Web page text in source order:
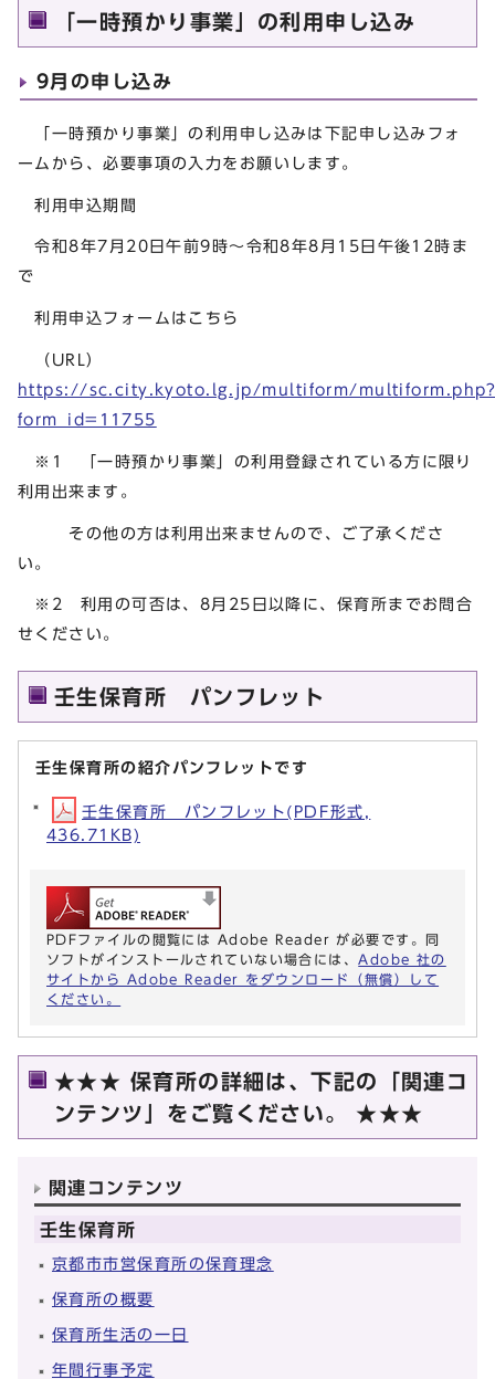
「一時預かり事業」の利用申し込み
9月の申し込み
「一時預かり事業」の利用申し込みは下記申し込みフォ
ームから、必要事項の入力をお願いします。
利用申込期間
令和8年7月20日午前9時～令和8年8月15日午後12時ま
で
利用申込フォームはこちら
（URL）
https://sc.city.kyoto.lg.jp/multiform/
form_id=11755
※1 「一時預かり事業」の利用登録されている方に限り
利用出来ます。
その他の方は利用出来ませんので、ご了承くださ
い。
※2 利用の可否は、8月25日以降に、保育所までお問合
せください。
壬生保育所 パンフレット
壬生保育所の紹介パンフレットです
壬生保育所 パンフレット(PDF形式,
436.71KB)
PDFファイルの閲覧には Adobe Reader が必要です。同
ソフトがインストールされていない場合には、 Adobe 社の
サイトから Adobe Reader をダウンロード（無償）して
ください。
★★★ 保育所の詳細は、下記の「関連コ
ンテンツ」をご覧ください。 ★★★
関連コンテンツ
壬生保育所
京都市市営保育所の保育理念
保育所の概要
保育所生活の一日
年間行事予定